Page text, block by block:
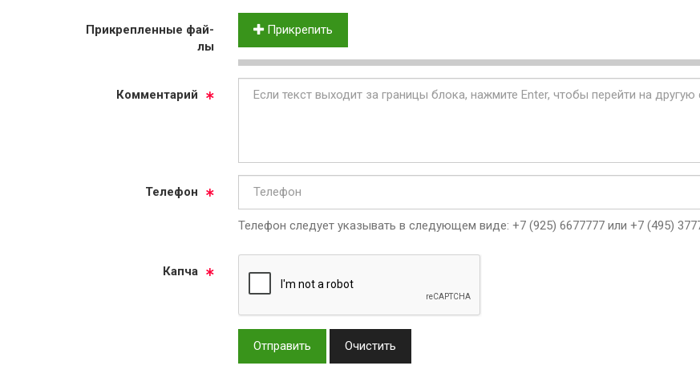
Прик­реп­лен­ные фай­
лы
Прикрепить
Ком­мен­та­рий
Те­ле­фон
Телефон следует указывать в следующем виде: +7 (925) 6677777 или +7 (495)
Кап­ча
Отправить Очистить